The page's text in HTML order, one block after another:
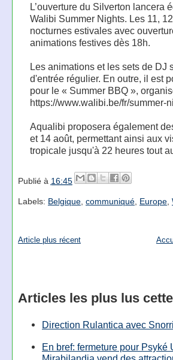
L’ouverture du Silverton lancera
Walibi Summer Nights. Les 11,
nocturnes estivales avec
animations festives dès 18h.
Les animations et les sets de DJ
d'entrée régulier. En outre, il est
pour le « Summer BBQ »,
https://www.walibi.be/fr/summer-
Aqualibi proposera également
et 14 août, permettant ainsi aux
tropicale jusqu'à 22 heures tout
Publié à 16:45
Labels: Belgique, communiqué, Europe,
Article plus récent
Articles les plus lus
Direction Rulantica avec
En bref: fermeture pour